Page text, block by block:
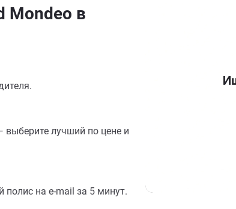
Mondeo в
лучший по цене и
полис на e-mail за 5 минут.